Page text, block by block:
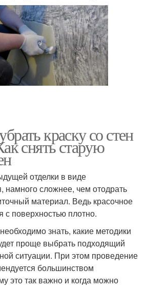
краску со стен
снять старую
отделки в виде
намного сложнее, чем отодрать
материал. Ведь красочное
с поверхностью плотно.
знать, какие методики
проще выбрать подходящий
ситуации. При этом проведение
большинством
это так важно и когда можно